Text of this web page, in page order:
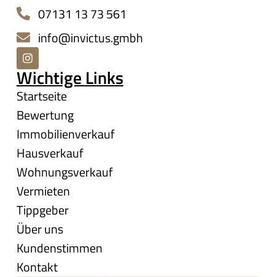
07131 13 73 561
info@invictus.gmbh
Wichtige Links
Startseite
Bewertung
Immobilienverkauf
Hausverkauf
Wohnungsverkauf
Vermieten
Tippgeber
Über uns
Kundenstimmen
Kontakt